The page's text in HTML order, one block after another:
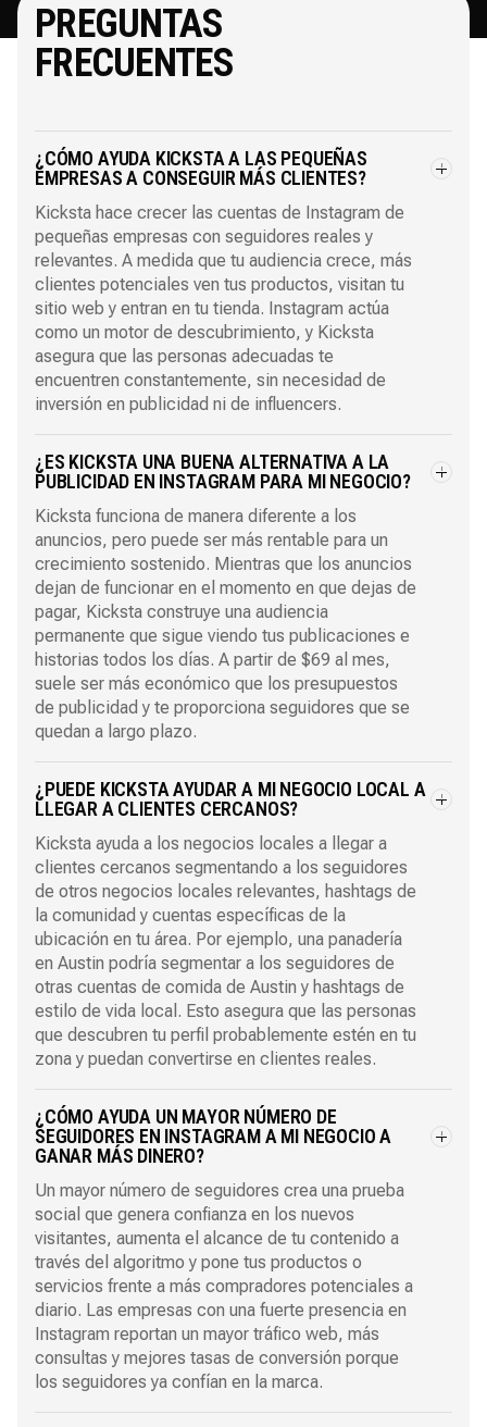
PREGUNTAS
FRECUENTES
¿CÓMO AYUDA KICKSTA A LAS PEQUEÑAS
EMPRESAS A CONSEGUIR MÁS CLIENTES?
Kicksta hace crecer las cuentas de Instagram de
pequeñas empresas con seguidores reales y
relevantes. A medida que tu audiencia crece, más
clientes potenciales ven tus productos, visitan tu
sitio web y entran en tu tienda. Instagram actúa
como un motor de descubrimiento, y Kicksta
asegura que las personas adecuadas te
encuentren constantemente, sin necesidad de
inversión en publicidad ni de influencers.
¿ES KICKSTA UNA BUENA ALTERNATIVA A LA
PUBLICIDAD EN INSTAGRAM PARA MI NEGOCIO?
Kicksta funciona de manera diferente a los
anuncios, pero puede ser más rentable para un
crecimiento sostenido. Mientras que los anuncios
dejan de funcionar en el momento en que dejas de
pagar, Kicksta construye una audiencia
permanente que sigue viendo tus publicaciones e
historias todos los días. A partir de $69 al mes,
suele ser más económico que los presupuestos
de publicidad y te proporciona seguidores que se
quedan a largo plazo.
¿PUEDE KICKSTA AYUDAR A MI NEGOCIO LOCAL A
LLEGAR A CLIENTES CERCANOS?
Kicksta ayuda a los negocios locales a llegar a
clientes cercanos segmentando a los seguidores
de otros negocios locales relevantes, hashtags de
la comunidad y cuentas específicas de la
ubicación en tu área. Por ejemplo, una panadería
en Austin podría segmentar a los seguidores de
otras cuentas de comida de Austin y hashtags de
estilo de vida local. Esto asegura que las personas
que descubren tu perfil probablemente estén en tu
zona y puedan convertirse en clientes reales.
¿CÓMO AYUDA UN MAYOR NÚMERO DE
SEGUIDORES EN INSTAGRAM A MI NEGOCIO A
GANAR MÁS DINERO?
Un mayor número de seguidores crea una prueba
social que genera confianza en los nuevos
visitantes, aumenta el alcance de tu contenido a
través del algoritmo y pone tus productos o
servicios frente a más compradores potenciales a
diario. Las empresas con una fuerte presencia en
Instagram reportan un mayor tráfico web, más
consultas y mejores tasas de conversión porque
los seguidores ya confían en la marca.